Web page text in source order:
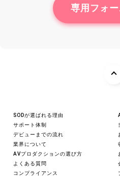
の給料は、当サイトの収入
おりますのでぜひご参考くだ
の動画配信も現在では多く
以上がAV女優に応募してか
ります。HANAYA
踏み出すあなたを全力でサ
求人募集専用フォームから
すので、ご興味がある方は
専用フォ
SODが選ばれる理由
サポート体制
デビューまでの流れ
業界について
AVプロダクションの選び方
よくある質問
コンプライアンス